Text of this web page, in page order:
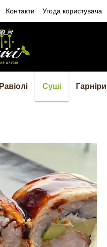
Контакти Угода користувача
Равіолі Суші Гарніри